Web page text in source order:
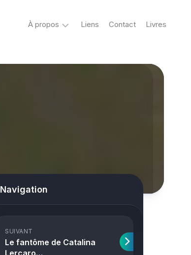
À propos
&
conspiracy
Horreur
Liens Contact Livres
Navigation
SUIVANT
Le fantôme de Catalina
Lercaro…